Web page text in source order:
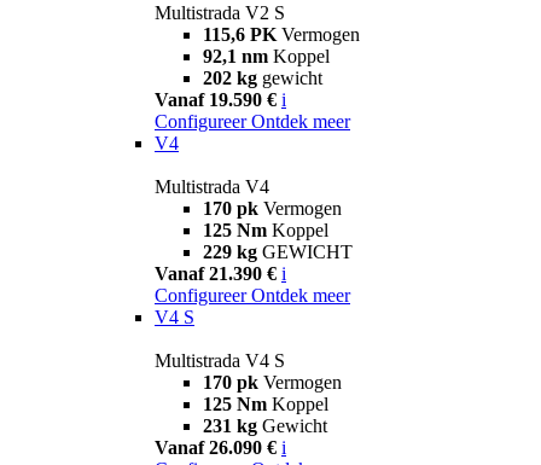
Multistrada V2 S
115,6 PK Vermogen
92,1 nm Koppel
202 kg gewicht
Vanaf 19.590 € i
Configureer Ontdek meer
V4
Multistrada V4
170 pk Vermogen
125 Nm Koppel
229 kg GEWICHT
Vanaf 21.390 € i
Configureer Ontdek meer
V4 S
Multistrada V4 S
170 pk Vermogen
125 Nm Koppel
231 kg Gewicht
Vanaf 26.090 € i